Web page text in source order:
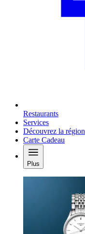
Restaurants
Services
Découvrez la région
Carte Cadeau
Plus